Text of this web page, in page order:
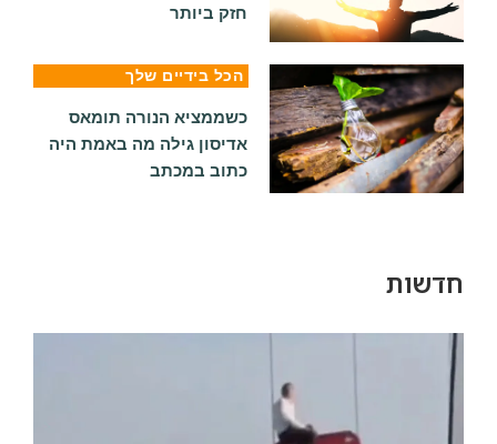
חזק ביותר
הכל בידיים שלך
כשממציא הנורה תומאס
אדיסון גילה מה באמת היה
כתוב במכתב
חדשות